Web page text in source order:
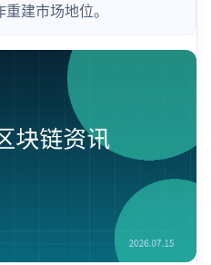
建市场地位。